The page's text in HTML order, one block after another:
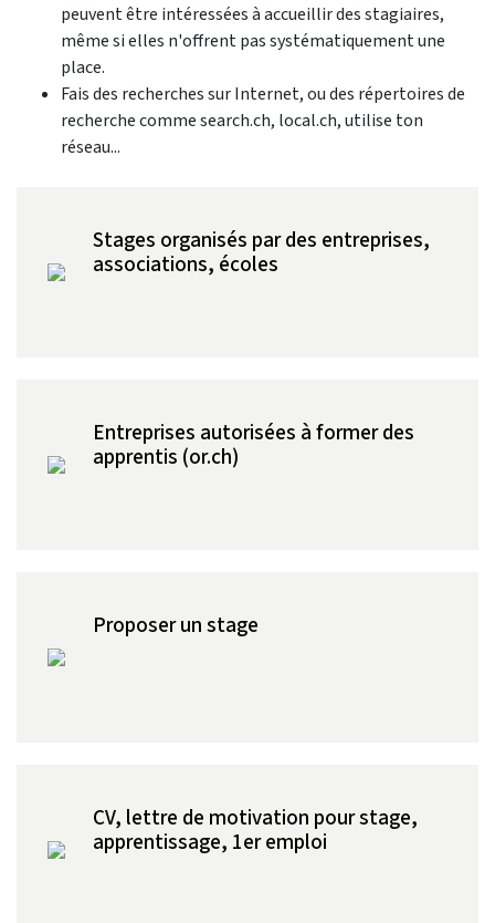
peuvent être intéressées à accueillir des stagiaires,
même si elles n'offrent pas systématiquement une
place.
Fais des recherches sur Internet, ou des répertoires de
recherche comme search.ch, local.ch, utilise ton
réseau...
Stages organisés par des entreprises,
associations, écoles
Entreprises autorisées à former des
apprentis (or.ch)
Proposer un stage
CV, lettre de motivation pour stage,
apprentissage, 1er emploi